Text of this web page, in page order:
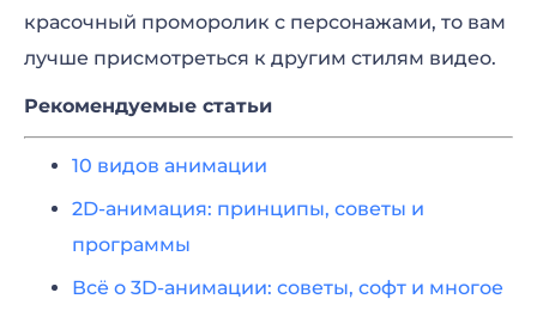
красочный проморолик с персонажами, то вам
лучше присмотреться к другим стилям видео.
Рекомендуемые статьи
10 видов анимации
2D-анимация: принципы, советы и
программы
Всё о 3D-анимации: советы, софт и многое